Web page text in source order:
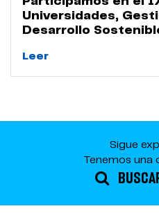
Universidades,
Desarrollo
Leer
Sigue
Tenemos una